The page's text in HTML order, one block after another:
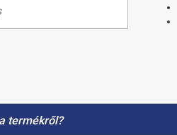
termékről?